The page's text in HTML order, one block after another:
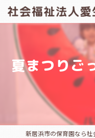
夏まつりご